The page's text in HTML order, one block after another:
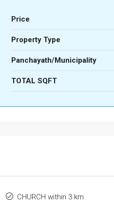
Price
Property Type
Panchayath/Municipality
TOTAL SQFT
CHURCH within 3 km